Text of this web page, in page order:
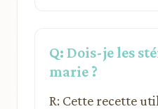
Q: Dois-je les
marie ?
R: Cette recette